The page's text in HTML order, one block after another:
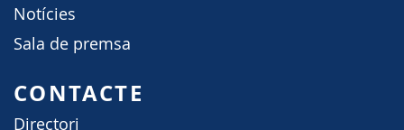
Notícies
Sala de premsa
CONTACTE
Directori